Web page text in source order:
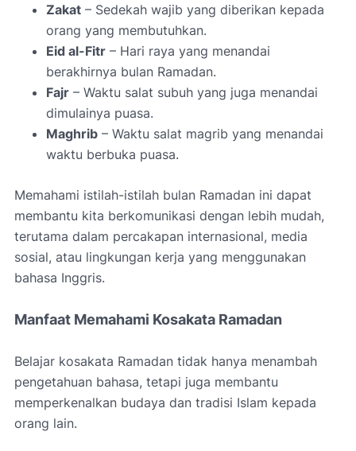
Zakat – Sedekah wajib yang diberikan kepada
orang yang membutuhkan.
Eid al-Fitr – Hari raya yang menandai
berakhirnya bulan Ramadan.
Fajr – Waktu salat subuh yang juga menandai
dimulainya puasa.
Maghrib – Waktu salat magrib yang menandai
waktu berbuka puasa.
Memahami istilah-istilah bulan Ramadan ini dapat
membantu kita berkomunikasi dengan lebih mudah,
terutama dalam percakapan internasional, media
sosial, atau lingkungan kerja yang menggunakan
bahasa Inggris.
Manfaat Memahami Kosakata Ramadan
Belajar kosakata Ramadan tidak hanya menambah
pengetahuan bahasa, tetapi juga membantu
memperkenalkan budaya dan tradisi Islam kepada
orang lain.